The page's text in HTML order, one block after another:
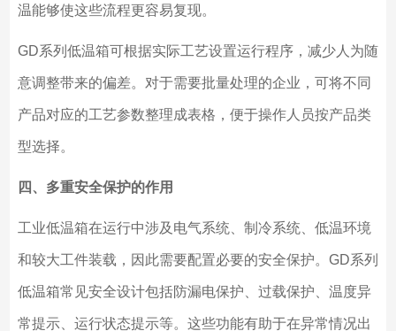
温能够使这些流程更容易复现。
GD系列低温箱可根据实际工艺设置运行程序，减少人为随
意调整带来的偏差。对于需要批量处理的企业，可将不同
产品对应的工艺参数整理成表格，便于操作人员按产品类
型选择。
四、多重安全保护的作用
工业低温箱在运行中涉及电气系统、制冷系统、低温环境
和较大工件装载，因此需要配置必要的安全保护。GD系列
低温箱常见安全设计包括防漏电保护、过载保护、温度异
常提示、运行状态提示等。这些功能有助于在异常情况出